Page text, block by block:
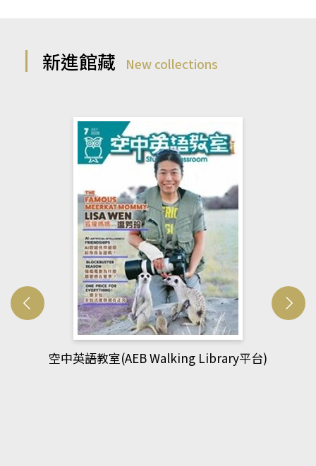
新進館藏 New collections
網管人(kono平台)